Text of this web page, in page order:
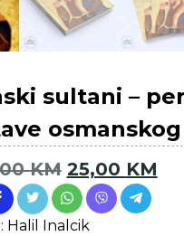
sultani –
KM 25,00 KM
Halil Inalcik